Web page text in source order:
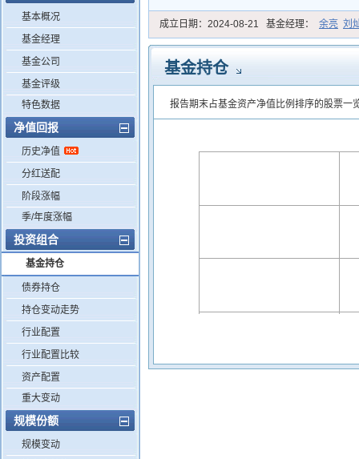
基本概况
基金经理
基金公司
基金评级
特色数据
净值回报
历史净值
分红送配
阶段涨幅
季/年度涨幅
投资组合
基金持仓
债券持仓
持仓变动走势
行业配置
行业配置比较
资产配置
重大变动
规模份额
规模变动
成立日期： 2024-08-21 基金经理： 余亮 刘
基金持仓
报告期末占基金资产净值比例排序的股票一